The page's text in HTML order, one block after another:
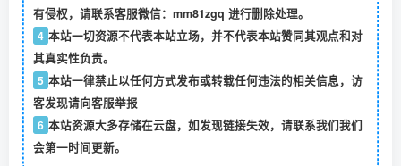
有侵权，请联系客服微信：mm81zgq 进行删除处理。
4 本站一切资源不代表本站立场，并不代表本站赞同其观点和对
其真实性负责。
5 本站一律禁止以任何方式发布或转载任何违法的相关信息，访
客发现请向客服举报
6 本站资源大多存储在云盘，如发现链接失效，请联系我们我们
会第一时间更新。